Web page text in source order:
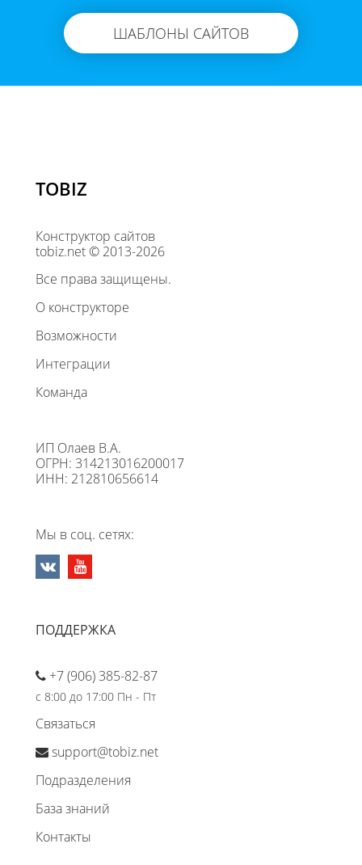
ШАБЛОНЫ САЙТОВ
TOBIZ
Конструктор сайтов
tobiz.net © 2013-2026
Все права защищены.
О конструкторе
Возможности
Интеграции
Команда
ИП Олаев В.А.
ОГРН: 314213016200017
ИНН: 212810656614
Мы в соц. сетях:
ПОДДЕРЖКА
+7 (906) 385-82-87
с 8:00 до 17:00 Пн - Пт
Связаться
support@tobiz.net
Подразделения
База знаний
Контакты